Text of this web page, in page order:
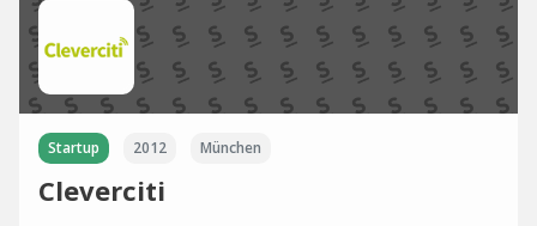
Startup 2012 München
Cleverciti